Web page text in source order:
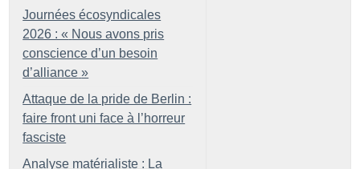
Journées écosyndicales
2026 : « Nous avons pris
conscience d’un besoin
d’alliance »
Attaque de la pride de Berlin :
faire front uni face à l’horreur
fasciste
Analyse matérialiste : La